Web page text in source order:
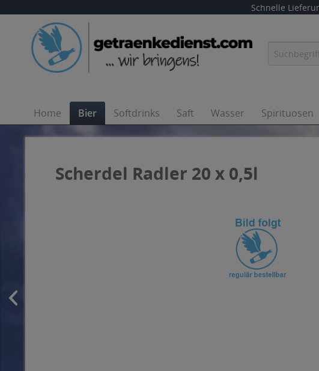
Schnelle
Home Bier Softdrinks Saft Wasser Spirituosen
Scherdel Radler 20 x 0,5l